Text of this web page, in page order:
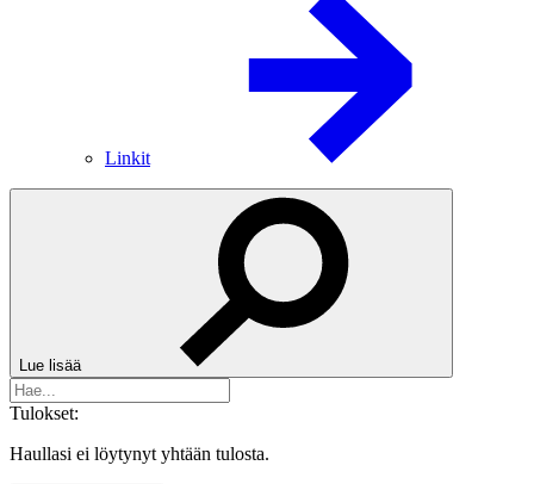
Linkit
Lue lisää
Tulokset:
Haullasi ei löytynyt yhtään tulosta.